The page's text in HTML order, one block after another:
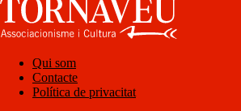
Qui som
Contacte
Política de privacitat